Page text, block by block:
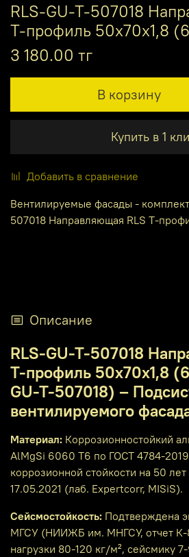
RLS-GU-T-507018
T-профиль 50x70x1,8
3 180.00 тг
В корзину
Купить в 1
Добавить в сравнение
Вентилируемые фасады -
507018 Направляющая RLS T-
Описание
RLS-GU-T-507018
T-профиль 50x70x1,8
GU-T-507018) –
вентилируемого
Материал: Коррозионностойкий
AlMgSi 6060 T6 по ГОСТ 4784-
коррозионной стойкости на 50
17.05.2021 (лаб. Expertcorr, MISiS).
Сейсмостойкость: Подтверждена
МГСУ (НИИЖБ им. МНГСУ, отчет К-
нагрузки 80-120 кг/м², сейсмику